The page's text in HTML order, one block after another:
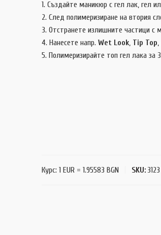
Създайте маникюр с гел лак, гел
След полимеризиране на втория
Отстранете излишните частици с
Нанесете напр. Wet Look, Tip Top
Полимеризирайте топ гел лака за
Курс: 1 EUR = 1.95583 BGN SKU:3123